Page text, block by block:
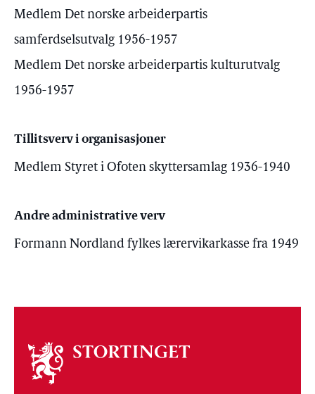
Medlem Det norske arbeiderpartis
samferdselsutvalg 1956-1957
Medlem Det norske arbeiderpartis kulturutvalg
1956-1957
Tillitsverv i organisasjoner
Medlem Styret i Ofoten skyttersamlag 1936-1940
Andre administrative verv
Formann Nordland fylkes lærervikarkasse fra 1949
Om
stortinget